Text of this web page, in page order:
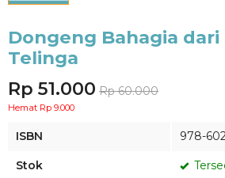
Dongeng Bahagia dari
Telinga
Rp 51.000 Rp 60.000
Hemat Rp 9.000
ISBN 978-
Stok